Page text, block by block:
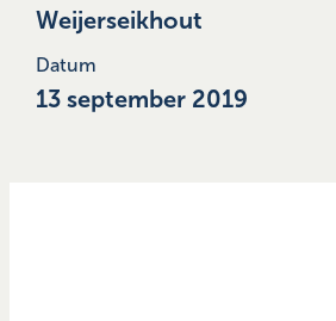
Datum
Weijerseikhout
13 september 2019